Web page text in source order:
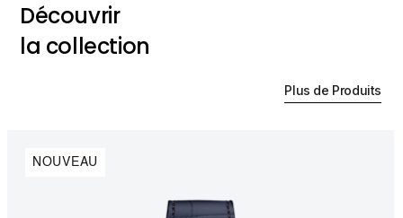
Découvrir
la collection
Plus de Produits
NOUVEAU